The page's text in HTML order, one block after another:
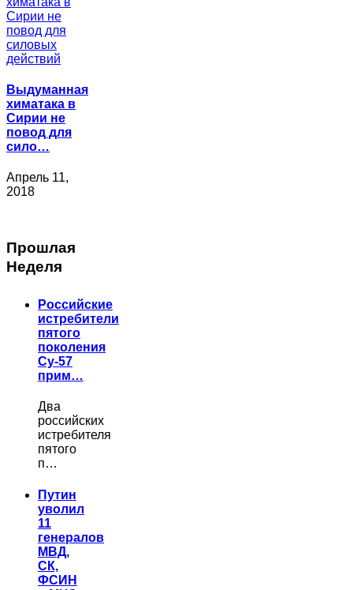
Выдуманная
химатака в
Сирии не
повод для
сило…
Апрель 11,
2018
Прошлая
Неделя
Российские
истребители
пятого
поколения
Су-57
прим…
Два
российских
истребителя
пятого
п…
Путин
уволил
11
генералов
МВД,
СК,
ФСИН